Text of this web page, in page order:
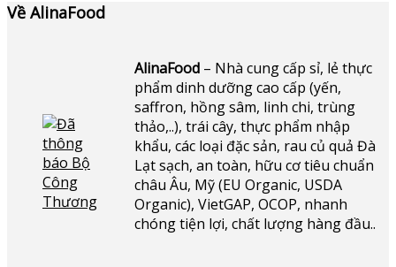
Về AlinaFood
AlinaFood– Nhà cung cấp sỉ, lẻ thực
phẩm dinh dưỡng cao cấp (yến,
saffron, hồng sâm, linh chi, trùng
thảo,..), trái cây, thực phẩm nhập
khẩu, các loại đặc sản, rau củ quả Đà
Lạt sạch, an toàn, hữu cơ tiêu chuẩn
châu Âu, Mỹ (EU Organic, USDA
Organic), VietGAP, OCOP, nhanh
chóng tiện lợi, chất lượng hàng đầu..